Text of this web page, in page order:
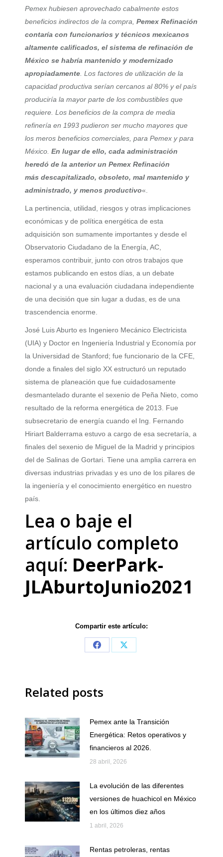
Pemex hubiesen aprovechado cabalmente estos
beneficios indirectos de la compra, Pemex Refinación
contaría con funcionarios y técnicos mexicanos
altamente calificados, el sistema de refinación de
México se habría mantenido y modernizado
apropiadamente . Los factores de utilización de la
capacidad productiva serían cercanos al 80% y el país
produciría la mayor parte de los combustibles que
requiere. Los beneficios de la compra de media
refinería en 1993 pudieron ser mucho mayores que
los meros beneficios comerciales, para Pemex y para
México. En lugar de ello, cada administración
heredó de la anterior un Pemex Refinación
más descapitalizado, obsoleto, mal mantenido y
administrado, y menos productivo«.
La pertinencia, utilidad, riesgos y otras implicaciones
económicas y de política energética de esta
adquisición son sumamente importantes y desde el
Observatorio Ciudadano de la Energía, AC,
esperamos contribuir, junto con otros trabajos que
estamos publicando en estos días, a un debate
nacional y a una evaluación ciudadana independiente
de una decisión que sin lugar a dudas, es de una
trascendencia enorme.
José Luis Aburto es Ingeniero Mecánico Electricista
(UIA) y Doctor en Ingeniería Industrial y Economía por
la Universidad de Stanford; fue funcionario de la CFE,
donde a finales del siglo XX estructuró un reputado
sistema de planeación que fue cuidadosamente
desmantelado durante el sexenio de Peña Nieto, como
resultado de la reforma energética de 2013. Fue
subsecretario de energía cuando el Ing. Fernando
Hiriart Balderrama estuvo a cargo de esa secretaría, a
finales del sexenio de Miguel de la Madrid y principios
del de Salinas de Gortari. Tiene una amplia carrera en
diversas industrias privadas y es uno de los pilares de
la ingeniería y el conocimiento energético en nuestro
país.
Lea o baje el
artículo completo
aquí: DeerPark-
JLAburtoJunio2021
Compartir este artículo:
Share
Share
Related posts
Pemex ante la Transición
Energética: Retos operativos y
financieros al 2026.
28 abril, 2026
La evolución de las diferentes
versiones de huachicol en México
en los últimos diez años
1 abril, 2026
Rentas petroleras, rentas